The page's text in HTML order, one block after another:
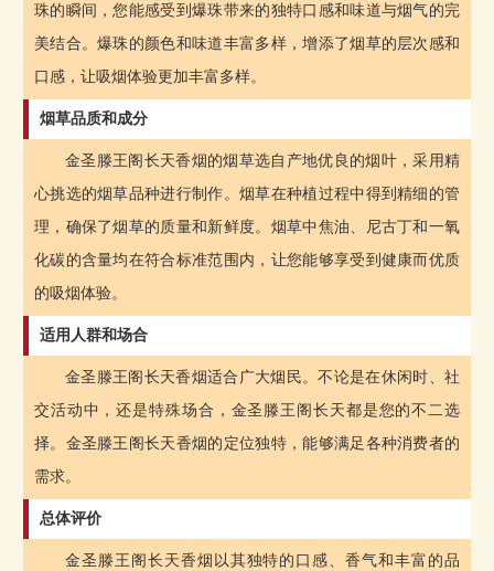
珠的瞬间，您能感受到爆珠带来的独特口感和味道与烟气的完
美结合。爆珠的颜色和味道丰富多样，增添了烟草的层次感和
口感，让吸烟体验更加丰富多样。
烟草品质和成分
金圣滕王阁长天香烟的烟草选自产地优良的烟叶，采用精
心挑选的烟草品种进行制作。烟草在种植过程中得到精细的管
理，确保了烟草的质量和新鲜度。烟草中焦油、尼古丁和一氧
化碳的含量均在符合标准范围内，让您能够享受到健康而优质
的吸烟体验。
适用人群和场合
金圣滕王阁长天香烟适合广大烟民。不论是在休闲时、社
交活动中，还是特殊场合，金圣滕王阁长天都是您的不二选
择。金圣滕王阁长天香烟的定位独特，能够满足各种消费者的
需求。
总体评价
金圣滕王阁长天香烟以其独特的口感、香气和丰富的品